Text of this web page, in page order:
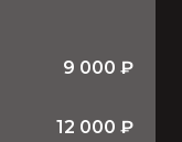
9 000 ₽
12 000 ₽